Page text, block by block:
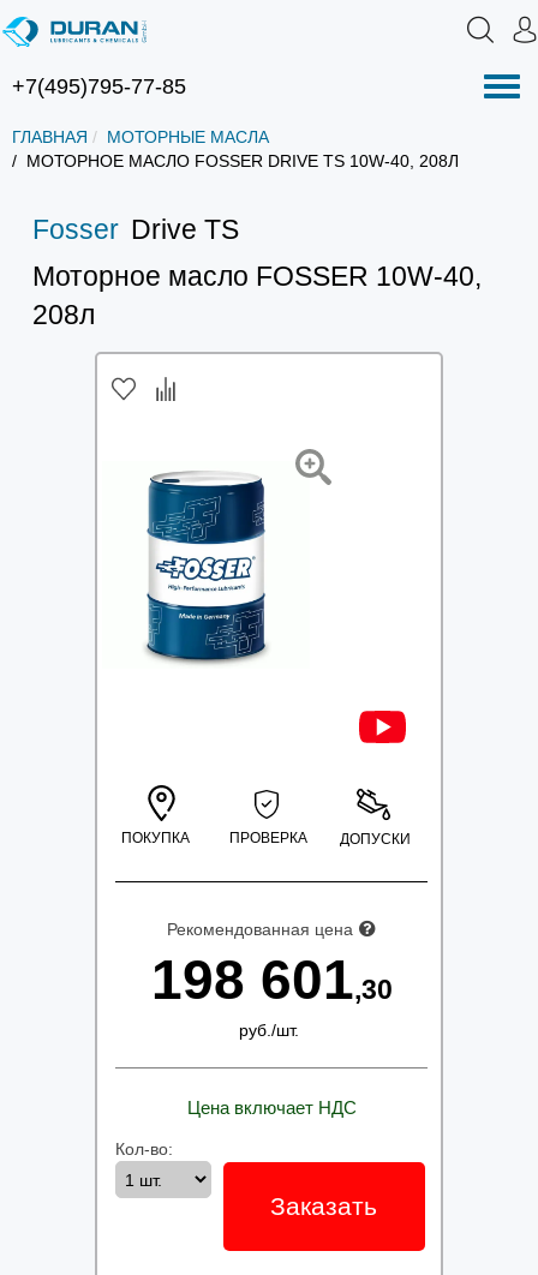
+7(495)795-77-85
ГЛАВНАЯ
МОТОРНЫЕ МАСЛА
МОТОРНОЕ МАСЛО FOSSER DRIVE TS 10W-40, 208Л
Fosser Drive TS
Моторное масло FOSSER 10W-40,
208л
ПОКУПКА ПРОВЕРКА ДОПУСКИ
Рекомендованная цена
198 601,30
руб./шт.
Цена включает НДС
Кол-во:
Заказать